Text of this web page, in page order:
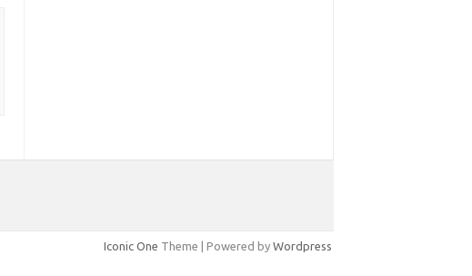
Iconic One Theme | Powered by Wordpress